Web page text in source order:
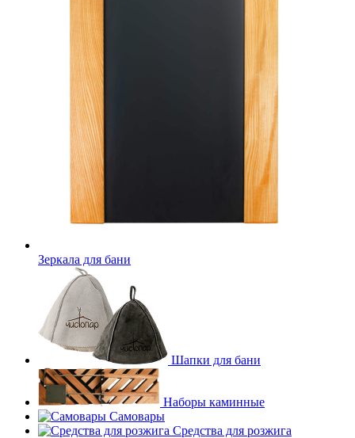
Зеркала для бани
Шапки для бани
Наборы каминные
Самовары
Средства для розжига